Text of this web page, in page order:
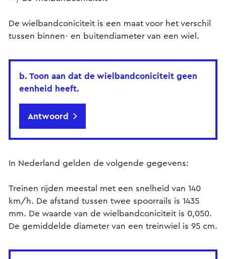
De wielbandconiciteit is een maat voor het verschil
tussen binnen- en buitendiameter van een wiel.
b. Toon aan dat de wielbandconiciteit geen
eenheid heeft.
Antwoord
In Nederland gelden de volgende gegevens:
Treinen rijden meestal met een snelheid van 140
km/h. De afstand tussen twee spoorrails is 1435
mm. De waarde van de wielbandconiciteit is 0,050.
De gemiddelde diameter van een treinwiel is 95 cm.